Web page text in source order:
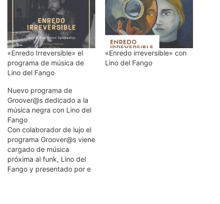
«Enredo Irreversible» el
programa de música de
Lino del Fango
«Enredo irreversible» con
Lino del Fango
Nuevo programa de
Groover@s dedicado a la
música negra con Lino del
Fango
Con colaborador de lujo el
programa Groover@s viene
cargado de música
próxima al funk, Lino del
Fango y presentado por e